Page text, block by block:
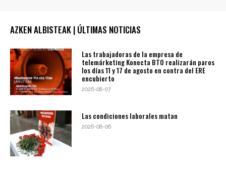
AZKEN ALBISTEAK | ÚLTIMAS NOTICIAS
Las trabajadoras de la empresa de
telemárketing Konecta BTO realizarán paros
los días 11 y 17 de agosto en contra del ERE
encubierto
2026-08-07
Las condiciones laborales matan
2026-08-06